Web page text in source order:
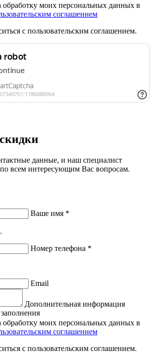
моих персональных данных в
соглашением
с пользовательским соглашением.
данные, и наш специалист
по всем интересующим Вас вопросам.
Ваше имя *
Номер телефона *
Email
Дополнительная информация
моих персональных данных в
соглашением
с пользовательским соглашением.